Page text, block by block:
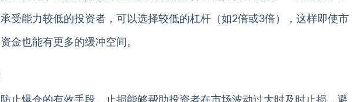
受能力较低的投资者，可以选择较低的杠杆（如2倍或3倍），这样即使市
金也能有更多的缓冲空间。